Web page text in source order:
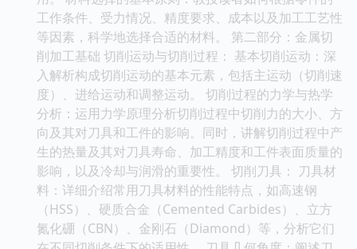
工作条件、受力情况、精度要求、成本以及加工工艺性
等因素，科学地选择合适的材料。 第二部分：金属切
削加工基础 切削运动与切削过程： 基本切削运动：深
入解析构成切削运动的基本元素，包括主运动（切削速
度）、进给运动和调整运动。 切削过程的力学与热学
分析：运用力学原理分析切削过程中切削力的大小、方
向及其对刀具和工件的影响。同时，讲解切削过程中产
生的热量及其对刀具寿命、加工精度和工件表面质量的
影响，以及冷却与润滑的重要性。 切削刀具： 刀具材
料：详细介绍常用刀具材料的性能特点，如高速钢
（HSS）、硬质合金（Cemented Carbides）、立方
氮化硼（CBN）、金刚石（Diamond）等，分析它们